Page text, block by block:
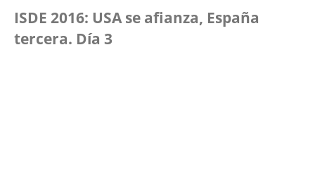
ISDE 2016: USA se afianza, España
tercera. Día 3